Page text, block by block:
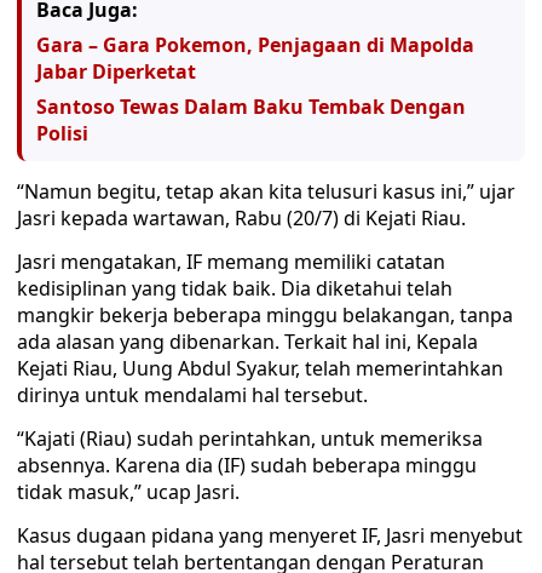
Baca Juga:
Gara – Gara Pokemon, Penjagaan di Mapolda
Jabar Diperketat
Santoso Tewas Dalam Baku Tembak Dengan
Polisi
“Namun begitu, tetap akan kita telusuri kasus ini,” ujar
Jasri kepada wartawan, Rabu (20/7) di Kejati Riau.
Jasri mengatakan, IF memang memiliki catatan
kedisiplinan yang tidak baik. Dia diketahui telah
mangkir bekerja beberapa minggu belakangan, tanpa
ada alasan yang dibenarkan. Terkait hal ini, Kepala
Kejati Riau, Uung Abdul Syakur, telah memerintahkan
dirinya untuk mendalami hal tersebut.
“Kajati (Riau) sudah perintahkan, untuk memeriksa
absennya. Karena dia (IF) sudah beberapa minggu
tidak masuk,” ucap Jasri.
Kasus dugaan pidana yang menyeret IF, Jasri menyebut
hal tersebut telah bertentangan dengan Peraturan